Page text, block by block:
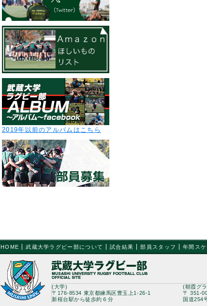
2019年以前のアルバムはこちら
HOME 武蔵大学ラグビー部について 試合結果 部員スタッフ 年間ス
(大学)
〒176-8534 東京都練馬区豊玉上1-26-1
新桜台駅から徒歩約６分
(朝霞グ
〒 351-
国道254